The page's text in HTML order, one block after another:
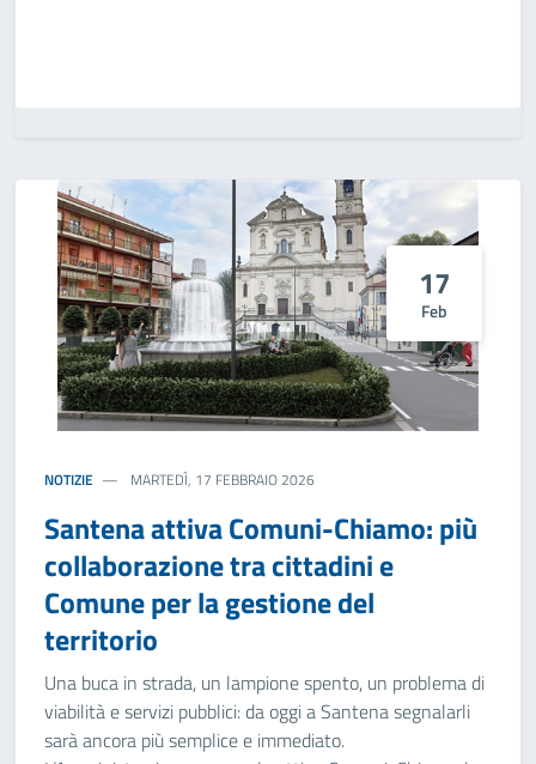
17
Feb
NOTIZIE MARTEDÌ, 17 FEBBRAIO 2026
Santena attiva Comuni-Chiamo: più
collaborazione tra cittadini e
Comune per la gestione del
territorio
Una buca in strada, un lampione spento, un problema di
viabilità e servizi pubblici: da oggi a Santena segnalarli
sarà ancora più semplice e immediato.